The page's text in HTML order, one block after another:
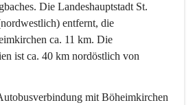
Die Landeshauptstadt St.
entfernt, die
ca. 11 km. Die
ist ca. 40 km nordöstlich von
mit Böheimkirchen